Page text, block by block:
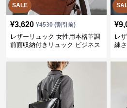
SALE
¥3,620 ¥4530(割引前)
レザーリュック 女性用本格革調
前面収納付きリュック ビジネス
¥
レ
練